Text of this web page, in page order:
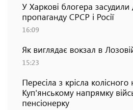
У Харкові блогера
пропаганду СРСР і Росії
16:09
Як виглядає вокзал в
15:23
Пересіла з крісла
Куп'янському напрямку
пенсіонерку